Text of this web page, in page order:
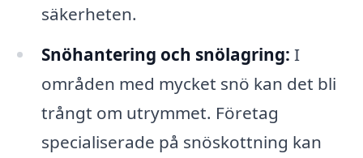
säkerheten.
Snöhantering och snölagring: I
områden med mycket snö kan det bli
trångt om utrymmet. Företag
specialiserade på snöskottning kan